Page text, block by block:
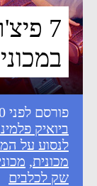
7
פורסם לפני 10 שנים עם התגיות
ביואיק
לנסוע על
מכונית,
שק לכלבים